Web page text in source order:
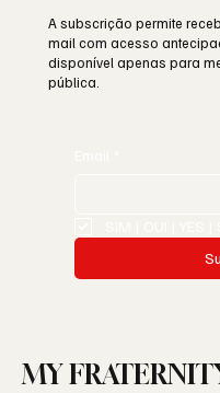
A subscrição permite
mail com acesso
disponível apenas para
pública.
MY